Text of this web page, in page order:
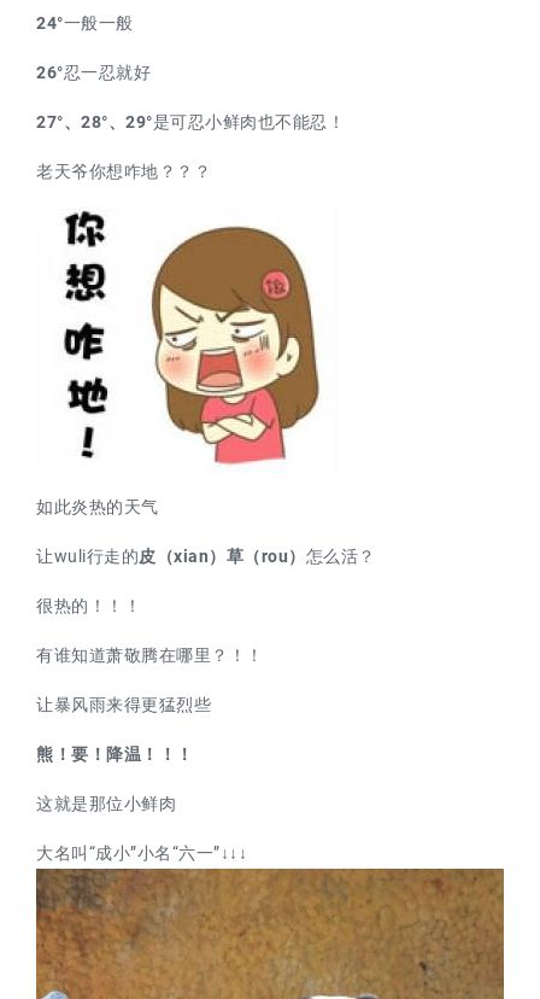
24°一般一般
26°忍一忍就好
27°、28°、29°是可忍小鲜肉也不能忍！
老天爷你想咋地？？？
如此炎热的天气
让wuli行走的皮（xian）草（rou） 怎么活？
很热的！！！
有谁知道萧敬腾在哪里？！！
让暴风雨来得更猛烈些
熊！要！降温！！！
这就是那位小鲜肉
大名叫“成小”小名“六一”↓ ↓ ↓